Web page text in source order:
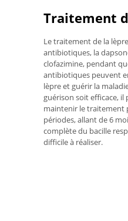
Traitement
Le traitement de la
antibiotiques, la
clofazimine, pendant
antibiotiques peuvent
lèpre et guérir la
guérison soit efficace, il
maintenir le traitement
périodes, allant de 6
complète du bacille
difficile à réaliser.